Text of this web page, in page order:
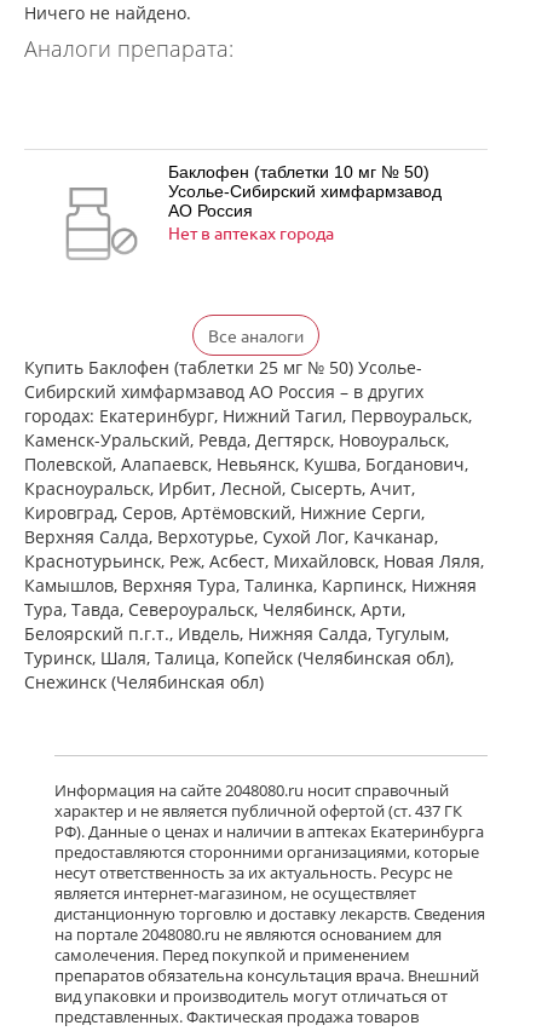
Ничего не найдено.
Аналоги препарата:
Баклофен (таблетки 10 мг № 50)
Усолье-Сибирский химфармзавод
АО Россия
Нет в аптеках города
Баклофен (таблетки 25 мг № 50)
Усолье-Сибирский химфармзавод
АО Россия
Нет в аптеках города
Баклосан (таблетки 10 мг № 50 банка
ПЭ) Фармацевтический завод
Польфарма АО Польша
Нет в аптеках города
Баклосан (таблетки 25 мг № 50 банка
ПЭ) Фармацевтический завод
Польфарма АО Польша
Нет в аптеках города
Лиорезал Интратекальный (раствор
для интратекального введения 0,05
мг/мл 1 мл № 5 амп. ) Новартис
Фарма Штейн АГ Швейцария
Нет в аптеках города
достигнут конец страницы
Все аналоги
Купить Баклофен (таблетки 25 мг № 50) Усолье-
Сибирский химфармзавод АО Россия – в других
городах: Екатеринбург, Нижний Тагил, Первоуральск,
Каменск-Уральский, Ревда, Дегтярск, Новоуральск,
Полевской, Алапаевск, Невьянск, Кушва, Богданович,
Красноуральск, Ирбит, Лесной, Сысерть, Ачит,
Кировград, Серов, Артёмовский, Нижние Cерги,
Верхняя Салда, Верхотурье, Сухой Лог, Качканар,
Краснотурьинск, Реж, Асбест, Михайловск, Новая Ляля,
Камышлов, Верхняя Тура, Талинка, Карпинск, Нижняя
Тура, Тавда, Североуральск, Челябинск, Арти,
Белоярский п.г.т., Ивдель, Нижняя Салда, Тугулым,
Туринск, Шаля, Талица, Копейск (Челябинская обл),
Снежинск (Челябинская обл)
Информация на сайте 2048080.ru носит справочный
характер и не является публичной офертой (ст. 437 ГК
РФ). Данные о ценах и наличии в аптеках Екатеринбурга
предоставляются сторонними организациями, которые
несут ответственность за их актуальность. Ресурс не
является интернет-магазином, не осуществляет
дистанционную торговлю и доставку лекарств. Сведения
на портале 2048080.ru не являются основанием для
самолечения. Перед покупкой и применением
препаратов обязательна консультация врача. Внешний
вид упаковки и производитель могут отличаться от
представленных. Фактическая продажа товаров